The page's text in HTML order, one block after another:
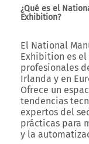
¿Qué es el
Exhibition?
El National
Exhibition es
profesionales
Irlanda y en
Ofrece un
tendencias
expertos del
prácticas para
y la